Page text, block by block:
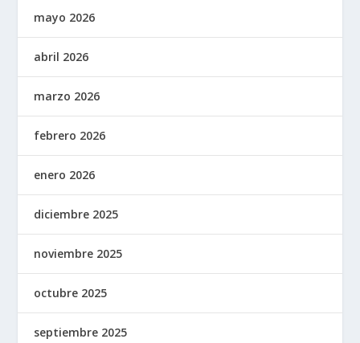
mayo 2026
abril 2026
marzo 2026
febrero 2026
enero 2026
diciembre 2025
noviembre 2025
octubre 2025
septiembre 2025